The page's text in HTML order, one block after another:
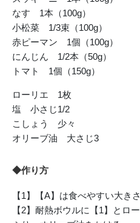
なす 1本（100g）
小松菜 1/3束（100g）
赤ピーマン 1個（100g）
にんじん 1/2本（50g）
トマト 1個（150g）
ローリエ 1枚
塩 小さじ1/2
こしょう 少々
オリーブ油 大さじ3
◆作り方
【1】【A】は食べやすい大き
【2】耐熱ボウルに【1】とロ